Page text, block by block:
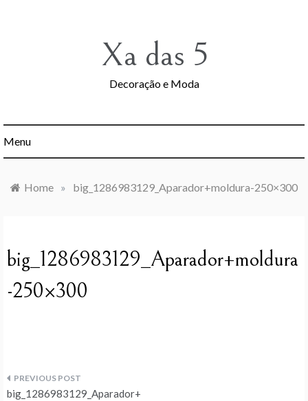
Xa das 5
Decoração e Moda
Menu
Home » big_1286983129_Aparador+moldura-250×300
big_1286983129_Aparador+moldura
-250×300
Navegação
big_1286983129_Aparador+